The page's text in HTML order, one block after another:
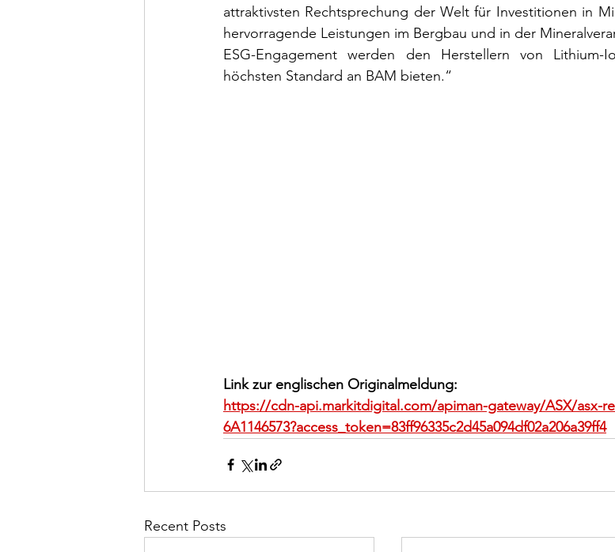
attraktivsten Rechtsprechung der Welt für Investitionen in
hervorragende Leistungen im Bergbau und in der
ESG-Engagement werden den Herstellern von
höchsten Standard an BAM bieten.“
Link zur englischen Originalmeldung:
https://cdn-api.markitdigital.com/apiman-gateway/ASX/asx-
6A1146573?access_token=83ff96335c2d45a094df02a206a39ff4
Recent Posts